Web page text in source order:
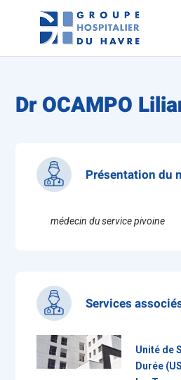
Dr OCAMPO
Présentation du
médecin du service pivoine
Services
Unité de
Durée